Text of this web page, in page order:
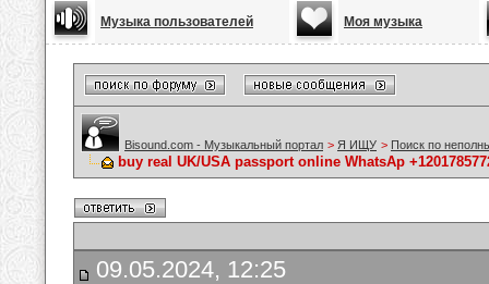
Музыка пользователей Моя музыка
Bisound.com - Музыкальный портал > Я ИЩУ > Поиск по
buy real UK/USA passport online WhatsAp
09.05.2024, 12:25